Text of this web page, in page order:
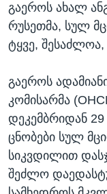
ᲒᲐᲚᲘᲚᲔᲝ
ᲓᲔᲖᲘᲜᲤᲝᲠᲛᲐᲪᲘᲐ
გაეროს ახალ
რუსეთმა, სულ
ტყვე,
გაეროს
კომისარმა
დეკემბრიდან
ცნობები სულ
სიკვდილით
შეძლო